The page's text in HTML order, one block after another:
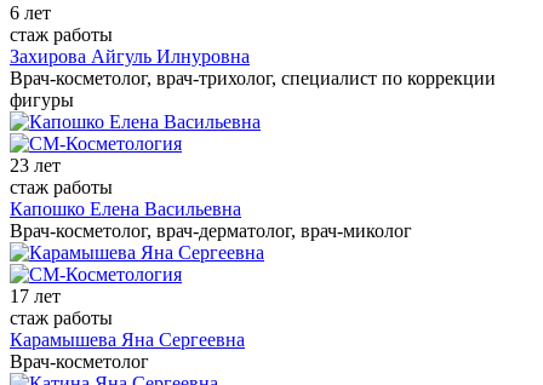
6 лет
стаж работы
Захирова Айгуль Илнуровна
Врач-косметолог, врач-трихолог, специалист по коррекции
фигуры
23 лет
стаж работы
Капошко Елена Васильевна
Врач-косметолог, врач-дерматолог, врач-миколог
17 лет
стаж работы
Карамышева Яна Сергеевна
Врач-косметолог